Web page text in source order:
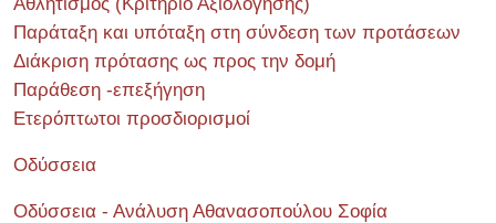
Παράταξη και υπόταξη στη σύνδεση των προτάσεων
Διάκριση πρότασης ως προς την δομή
Παράθεση -επεξήγηση
Ετερόπτωτοι προσδιορισμοί
Οδύσσεια
Οδύσσεια - Ανάλυση Αθανασοπούλου Σοφία